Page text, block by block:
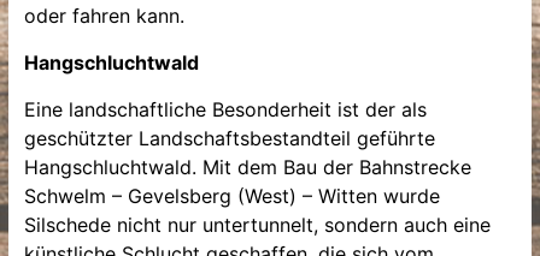
oder fahren kann.
Hangschluchtwald
Eine landschaftliche Besonderheit ist der als
geschützter Landschaftsbestandteil geführte
Hangschluchtwald. Mit dem Bau der Bahnstrecke
Schwelm – Gevelsberg (West) – Witten wurde
Silschede nicht nur untertunnelt, sondern auch eine